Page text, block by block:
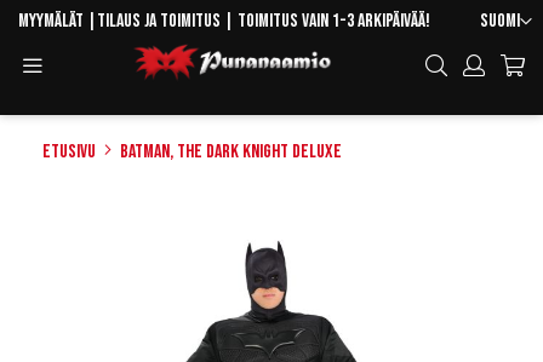
Skip
Content
Kieli
Suomi
Myymälät Tilaus ja toimitus | Toimitus vain 1-3 arkipäivää!
Hae
Etusivu Batman, The Dark Knight Deluxe